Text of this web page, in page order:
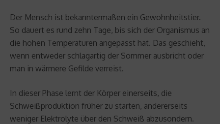
Der Mensch ist bekanntermaßen ein Gewohnheitstier.
So dauert es rund zehn Tage, bis sich der Organismus an
die hohen Temperaturen angepasst hat. Das geschieht,
wenn entweder schlagartig der Sommer ausbricht oder
man in wärmere Gefilde verreist.
In dieser Phase lernt der Körper einerseits, die
Schweißproduktion früher zu starten, andererseits
weniger Elektrolyte über den Schweiß abzusondern.